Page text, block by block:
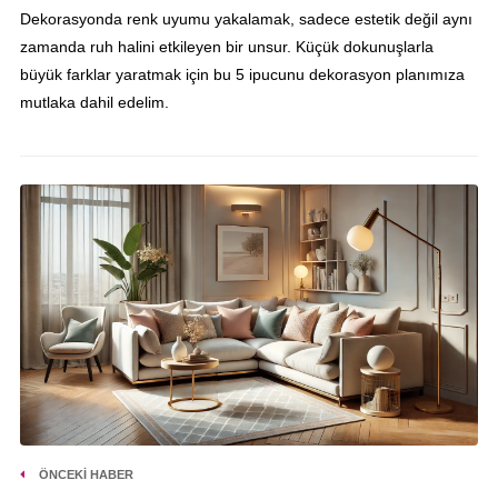
Dekorasyonda renk uyumu yakalamak, sadece estetik değil aynı
zamanda ruh halini etkileyen bir unsur. Küçük dokunuşlarla
büyük farklar yaratmak için bu 5 ipucunu dekorasyon planımıza
mutlaka dahil edelim.
ÖNCEKI HABER